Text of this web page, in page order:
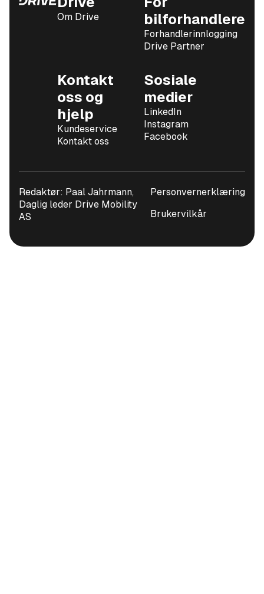
Om Drive
bilforhandlere
Forhandlerinnlogging
Drive Partner
Kontakt
oss og
hjelp
Kundeservice
Kontakt oss
Sosiale
medier
LinkedIn
Instagram
Facebook
Redaktør: Paal Jahrmann,
Daglig leder Drive Mobility
AS
Personvernerklæring
Brukervilkår